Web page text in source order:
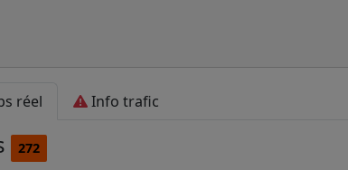
réel Info trafic
272